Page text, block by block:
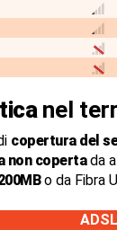
nel
copertura del
non copertada
o da Fibra
ADSL